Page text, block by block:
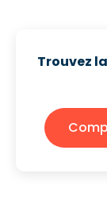
Trouvez